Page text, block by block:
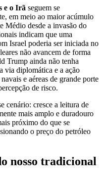
e o Irã seguem se
em meio ao maior acúmulo
Médio desde a invasão do
indicam que uma
Israel poderia ser iniciada no
não avancem de forma
Trump ainda não tenha
via diplomática e a ação
e aéreas de grande porte
de risco.
cenário: cresce a leitura de
mais amplo e duradouro
próximo do que se
o preço do petróleo
nosso tradicional